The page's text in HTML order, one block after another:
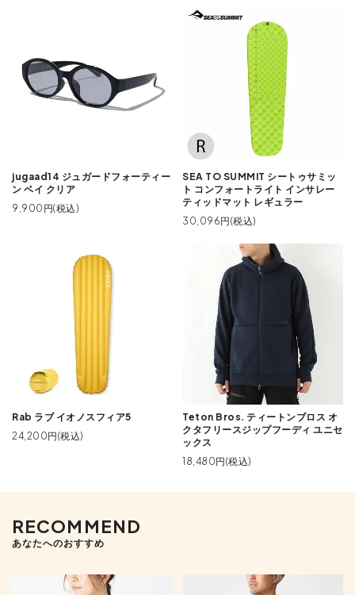
jugaad14 ジュガードフォーティー
ン ベイ クリア
9,900円(税込)
SEA TO SUMMIT シートゥサミッ
ト コンフォートライト インサレー
ティッドマット レギュラー
30,096円(税込)
Rab ラブ イオノスフィア5
24,200円(税込)
Teton Bros. ティートンブロス オ
クタフリースジップフーディ ユニセ
ックス
18,480円(税込)
RECOMMEND
あなたへのおすすめ